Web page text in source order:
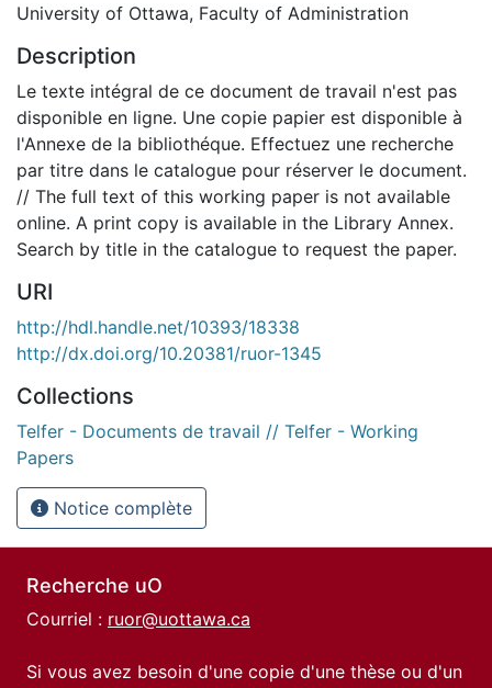
University of Ottawa, Faculty of Administration
Description
Le texte intégral de ce document de travail n'est pas
disponible en ligne. Une copie papier est disponible à
l'Annexe de la bibliothéque. Effectuez une recherche
par titre dans le catalogue pour réserver le document.
// The full text of this working paper is not available
online. A print copy is available in the Library Annex.
Search by title in the catalogue to request the paper.
URI
http://hdl.handle.net/10393/18338
http://dx.doi.org/10.20381/ruor-1345
Collections
Telfer - Documents de travail // Telfer - Working
Papers
Notice complète
Recherche uO
Courriel : ruor@uottawa.ca
Si vous avez besoin d'une copie d'une thèse ou d'un